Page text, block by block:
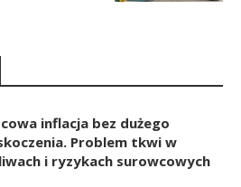
inflacja bez dużego
Problem tkwi w
i ryzykach surowcowych